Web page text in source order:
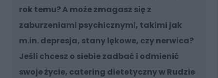
rok temu? A może zmagasz się z
zaburzeniami psychicznymi, takimi jak
m.in. depresja, stany lękowe, czy nerwica?
Jeśli chcesz o siebie zadbać i odmienić
swoje życie, catering dietetyczny w Rudzie